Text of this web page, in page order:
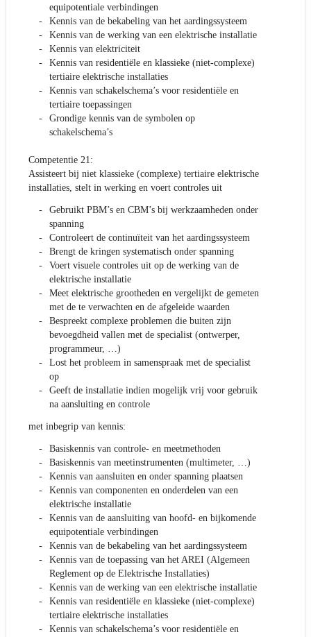
equipotentiale verbindingen
Kennis van de bekabeling van het aardingssysteem
Kennis van de werking van een elektrische installatie
Kennis van elektriciteit
Kennis van residentiële en klassieke (niet-complexe)
tertiaire elektrische installaties
Kennis van schakelschema’s voor residentiële en
tertiaire toepassingen
Grondige kennis van de symbolen op
schakelschema’s
Competentie 21:
Assisteert bij niet klassieke (complexe) tertiaire elektrische
installaties, stelt in werking en voert controles uit
Gebruikt PBM’s en CBM’s bij werkzaamheden onder
spanning
Controleert de continuïteit van het aardingssysteem
Brengt de kringen systematisch onder spanning
Voert visuele controles uit op de werking van de
elektrische installatie
Meet elektrische grootheden en vergelijkt de gemeten
met de te verwachten en de afgeleide waarden
Bespreekt complexe problemen die buiten zijn
bevoegdheid vallen met de specialist (ontwerper,
programmeur, …)
Lost het probleem in samenspraak met de specialist
op
Geeft de installatie indien mogelijk vrij voor gebruik
na aansluiting en controle
met inbegrip van kennis:
Basiskennis van controle- en meetmethoden
Basiskennis van meetinstrumenten (multimeter, …)
Kennis van aansluiten en onder spanning plaatsen
Kennis van componenten en onderdelen van een
elektrische installatie
Kennis van de aansluiting van hoofd- en bijkomende
equipotentiale verbindingen
Kennis van de bekabeling van het aardingssysteem
Kennis van de toepassing van het AREI (Algemeen
Reglement op de Elektrische Installaties)
Kennis van de werking van een elektrische installatie
Kennis van residentiële en klassieke (niet-complexe)
tertiaire elektrische installaties
Kennis van schakelschema’s voor residentiële en